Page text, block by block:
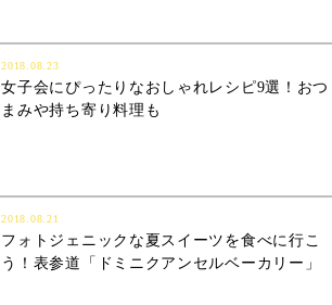
2018.08.23
女子会にぴったりなおしゃれレシピ9選！おつ
まみや持ち寄り料理も
2018.08.21
フォトジェニックな夏スイーツを食べに行こ
う！表参道「ドミニクアンセルベーカリー」